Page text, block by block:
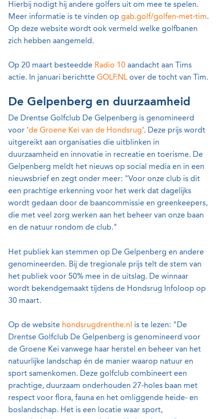
Hierbij nodigt hij andere golfers uit om mee te spelen.
Meer informatie is te vinden op gab.golf/golfen-met-tim.
Op deze website wordt ook vermeld welke golfbanen
zich hebben aangemeld.
Op 20 maart besteedde Radio 10 aandacht aan Tims
actie. In januari berichtte GOLF.NL over de tocht van Tim.
De Gelpenberg en duurzaamheid
De Drentse Golfclub De Gelpenberg is genomineerd
voor 'de Groene Kei van de Hondsrug'. Deze prijs wordt
uitgereikt aan organisaties die uitblinken in
duurzaamheid en innovatie in recreatie en toerisme. De
Gelpenberg meldt het nieuws op social media en in een
nieuwsbrief en zegt onder meer: "Voor onze club is dit
een prachtige erkenning voor het werk dat dagelijks
wordt gedaan door de baancommissie en greenkeepers,
die met veel zorg werken aan het beheer van onze baan
en de natuur rondom de club."
Het publiek kan stemmen op De Gelpenberg en andere
genomineerden. Bij de tregionale prijs telt de stem van
het publiek voor 50% mee in de uitslag. De winnaar
wordt bekendgemaakt tijdens de Hondsrug Infoloop op
30 maart.
Op de website hondsrugdrenthe.nl
is te lezen: "De
Drentse Golfclub De Gelpenberg is genomineerd voor
de Groene Kei vanwege haar herstel en beheer van het
natuurlijke landschap én de manier waarop natuur en
sport samenkomen. Deze golfclub combineert een
prachtige, duurzaam onderhouden 27-holes baan met
respect voor flora, fauna en het omliggende heide- en
boslandschap. Het is een locatie waar sport,